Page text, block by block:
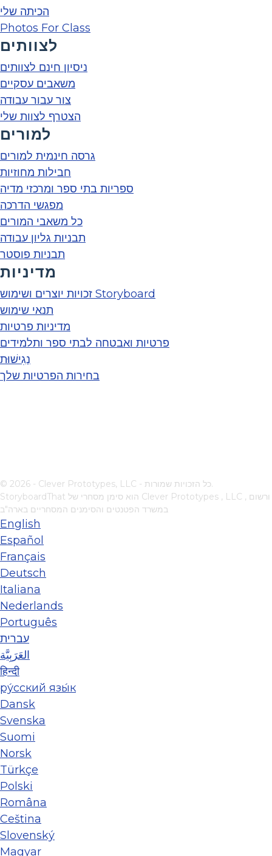
הכיתה שלי
Photos For Class
לצוותים
ניסיון חינם לצוותים
משאבים עסקיים
צור עבור עבודה
הצטרף לצוות שלי
למורים
גרסה חינמית למורים
חבילות מחוזיות
ספריות בתי ספר ומרכזי מדיה
מפגשי הדרכה
כל משאבי המורים
תבניות גליון עבודה
תבניות פוסטר
מדיניות
זכויות יוצרים ושימוש Storyboard
תנאי שימוש
מדיניות פרטיות
פרטיות ואבטחה לבתי ספר ותלמידים
נְגִישׁוּת
בחירות הפרטיות שלך
© 2026 - Clever Prototypes, LLC - כל הזכויות שמורות.
Clever Prototypes , LLC , ורשום
במשרד הפטנטים והסימנים המסחריים בארה"ב
English
Español
Français
Deutsch
Italiana
Nederlands
Português
עברית
العَرَبِيَّة
हिन्दी
ру́сский язы́к
Dansk
Svenska
Suomi
Norsk
Türkçe
Polski
Româna
Ceština
Slovenský
Magyar